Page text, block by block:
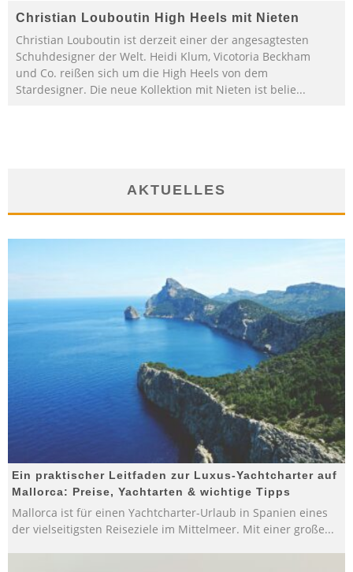
Christian Louboutin High Heels mit Nieten
Christian Louboutin ist derzeit einer der angesagtesten
Schuhdesigner der Welt. Heidi Klum, Vicotoria Beckham
und Co. reißen sich um die High Heels von dem
Stardesigner. Die neue Kollektion mit Nieten ist belie...
AKTUELLES
Ein praktischer Leitfaden zur Luxus-Yachtcharter auf
Mallorca: Preise, Yachtarten & wichtige Tipps
Mallorca ist für einen Yachtcharter-Urlaub in Spanien eines
der vielseitigsten Reiseziele im Mittelmeer. Mit einer große...